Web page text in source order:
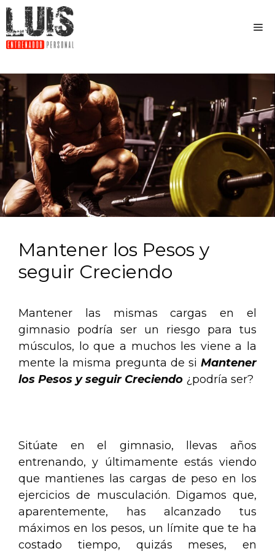
Mantener los Pesos y
seguir Creciendo
Mantener las mismas cargas en el
gimnasio podría ser un riesgo para tus
músculos, lo que a muchos les viene a la
mente la misma pregunta de si Mantener
los Pesos y seguir Creciendo ¿podría ser?
Sitúate en el gimnasio, llevas años
entrenando, y últimamente estás viendo
que mantienes las cargas de peso en los
ejercicios de musculación. Digamos que,
aparentemente, has alcanzado tus
máximos en los pesos, un límite que te ha
costado tiempo, quizás meses, en